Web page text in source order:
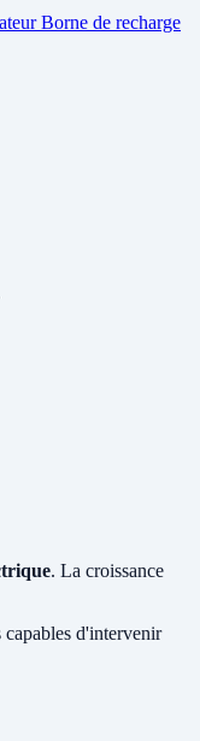
Borne de recharge
. La croissance
capables d'intervenir